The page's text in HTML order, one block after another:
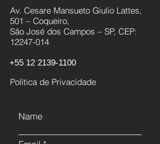
Av. Cesare Mansueto Giulio Lattes,
501 – Coqueiro,
São José dos Campos – SP, CEP:
12247-014
+55 12 2139-1100
Política de Privacidade
Name